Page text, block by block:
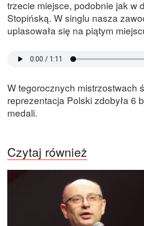
trzecie miejsce, podobnie jak w
Stopińską. W singlu nasza
uplasowała się na piątym
W tegorocznych mistrzostwach
reprezentacja Polski zdobyła 6
medali.
Czytaj również